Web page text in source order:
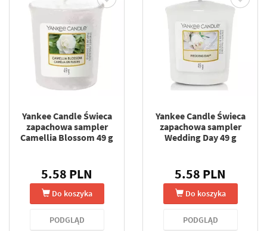
Yankee Candle Świeca
zapachowa sampler
Camellia Blossom 49 g
5.58 PLN
Do koszyka
PODGLĄD
Yankee Candle Świeca
zapachowa sampler
Wedding Day 49 g
5.58 PLN
Do koszyka
PODGLĄD